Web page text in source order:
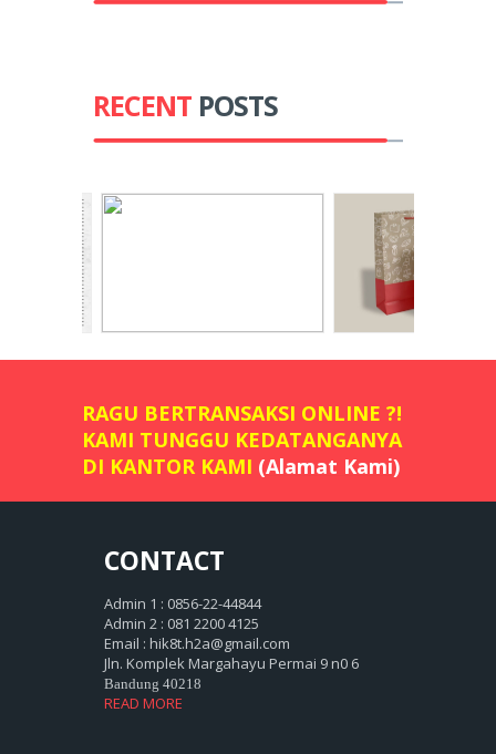
RECENT POSTS
RAGU BERTRANSAKSI ONLINE ?!
KAMI TUNGGU KEDATANGANYA
DI KANTOR KAMI (Alamat Kami)
CONTACT
Admin 1 : 0856-22-44844
Admin 2 : 081 2200 4125
Email : hik8t.h2a@gmail.com
Jln. Komplek Margahayu Permai 9 n0 6
Bandung 40218
READ MORE